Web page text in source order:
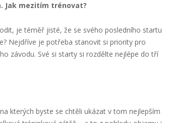
Jak mezitím trénovat?
je téměř jisté, že se svého posledního startu
Nejdříve je potřeba stanovit si priority pro
závodu. Své si starty si rozdělte nejlépe do tří
kterých byste se chtěli ukázat v tom nejlepším